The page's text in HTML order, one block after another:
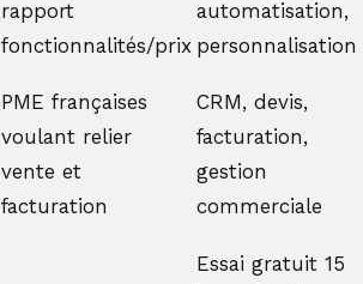
rapport
fonctionnalités/prix
automatisation,
personnalisation
PME françaises
voulant relier
vente et
facturation
CRM, devis,
facturation,
gestion
commerciale
Essai gratuit 15